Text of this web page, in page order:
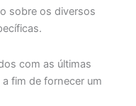
sobre os diversos
com as últimas
fim de fornecer um